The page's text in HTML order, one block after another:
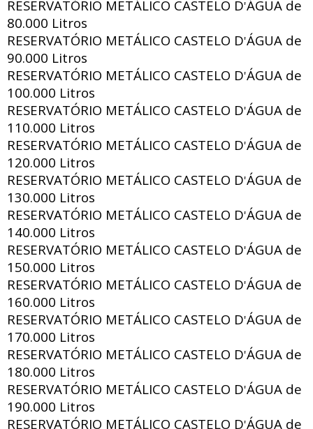
RESERVATÓRIO METÁLICO CASTELO D'ÁGUA de
80.000 Litros
RESERVATÓRIO METÁLICO CASTELO D'ÁGUA de
90.000 Litros
RESERVATÓRIO METÁLICO CASTELO D'ÁGUA de
100.000 Litros
RESERVATÓRIO METÁLICO CASTELO D'ÁGUA de
110.000 Litros
RESERVATÓRIO METÁLICO CASTELO D'ÁGUA de
120.000 Litros
RESERVATÓRIO METÁLICO CASTELO D'ÁGUA de
130.000 Litros
RESERVATÓRIO METÁLICO CASTELO D'ÁGUA de
140.000 Litros
RESERVATÓRIO METÁLICO CASTELO D'ÁGUA de
150.000 Litros
RESERVATÓRIO METÁLICO CASTELO D'ÁGUA de
160.000 Litros
RESERVATÓRIO METÁLICO CASTELO D'ÁGUA de
170.000 Litros
RESERVATÓRIO METÁLICO CASTELO D'ÁGUA de
180.000 Litros
RESERVATÓRIO METÁLICO CASTELO D'ÁGUA de
190.000 Litros
RESERVATÓRIO METÁLICO CASTELO D'ÁGUA de